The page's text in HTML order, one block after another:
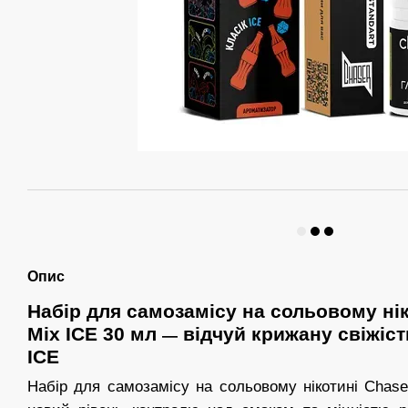
Опис
Набір для самозамісу на сольовому
Mix ICE 30 мл — відчуй крижану
ICE
Набір для самозамісу на сольовому нікотині